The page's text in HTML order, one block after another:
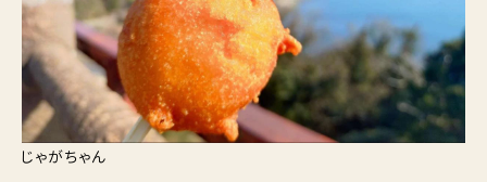
じゃがちゃん